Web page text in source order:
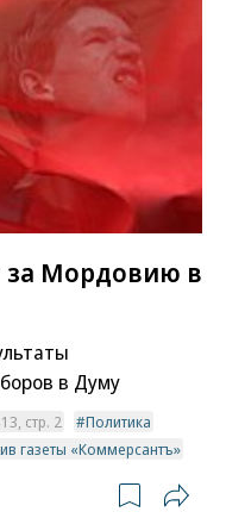
за Мордовию в
в Думу
стр. 2
Политика
газеты «Коммерсантъ»